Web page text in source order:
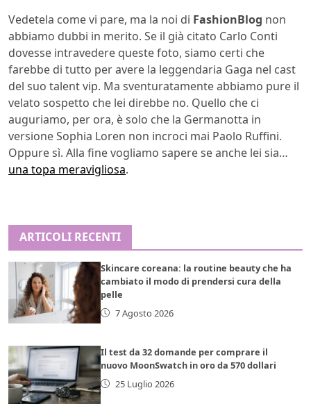
Vedetela come vi pare, ma la noi di FashionBlog non
abbiamo dubbi in merito. Se il già citato Carlo Conti
dovesse intravedere queste foto, siamo certi che
farebbe di tutto per avere la leggendaria Gaga nel cast
del suo talent vip. Ma sventuratamente abbiamo pure il
velato sospetto che lei direbbe no. Quello che ci
auguriamo, per ora, è solo che la Germanotta in
versione Sophia Loren non incroci mai Paolo Ruffini.
Oppure sì. Alla fine vogliamo sapere se anche lei sia…
una topa meravigliosa.
ARTICOLI RECENTI
Skincare coreana: la routine beauty che ha
cambiato il modo di prendersi cura della
pelle
7 Agosto 2026
Il test da 32 domande per comprare il
nuovo MoonSwatch in oro da 570 dollari
25 Luglio 2026